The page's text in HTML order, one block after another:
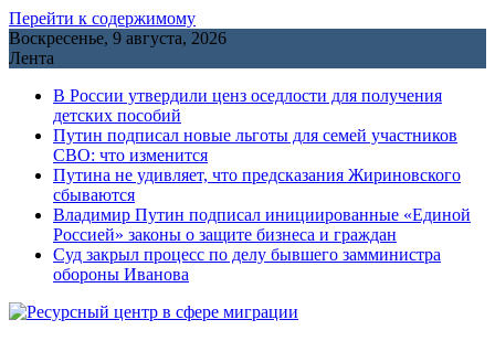
Перейти к содержимому
Воскресенье, 9 августа, 2026
Лента
В России утвердили ценз оседлости для получения
детских пособий
Путин подписал новые льготы для семей участников
СВО: что изменится
Путина не удивляет, что предсказания Жириновского
сбываются
Владимир Путин подписал инициированные «Единой
Россией» законы о защите бизнеса и граждан
Cуд закрыл процесс по делу бывшего замминистра
обороны Иванова